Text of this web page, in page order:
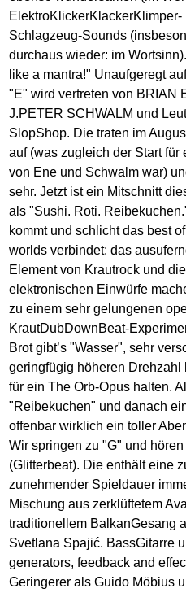
Schlagzeug-Sounds
durchaus wieder: im
like a mantra!" Unaufgeregt
"E" wird vertreten von BRIAN
J.PETER SCHWALM und
SlopShop. Die traten im
auf (was zugleich der Start
von Ene und Schwalm war)
sehr. Jetzt ist ein Mitschnitt
als "Sushi. Roti.
kommt und schlicht das best
worlds verbindet: das
Element von Krautrock und
elektronischen Einwürfe
zu einem sehr gelungenen
KrautDubDownBeat-
Brot gibt’s "Wasser", sehr
geringfügig höheren Drehzahl
für ein The Orb-Opus halten.
"Reibekuchen" und danach
offenbar wirklich ein toller
Wir springen zu "G" und
(Glitterbeat). Die enthält eine
zunehmender Spieldauer
Mischung aus zerklüftetem
traditionellem BalkanGesang
Svetlana Spajić. BassGitarre
generators, feedback and
Geringerer als Guido Möbius